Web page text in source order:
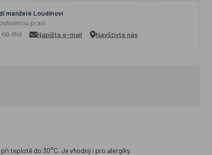
manželé Loudínovi
praxí
(10-17h) Napište e-mail Navštivte nás
teplotě do 30°C. Je vhodný i pro alergiky.